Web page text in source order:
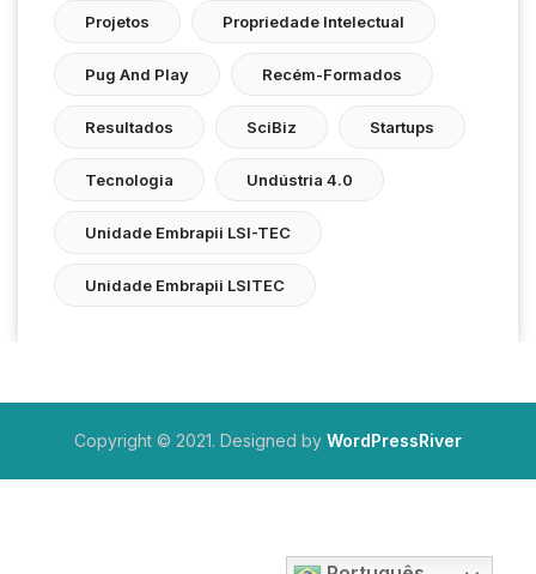
Projetos Propriedade Intelectual
Pug And Play Recém-Formados
Resultados SciBiz Startups
Tecnologia Undústria 4.0
Unidade Embrapii LSI-TEC
Unidade Embrapii LSITEC
Copyright © 2021. Designed by WordPressRiver